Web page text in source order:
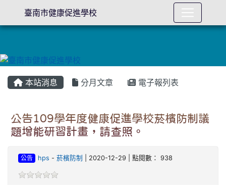
本站消息 分月文章 電子報列表
公告109學年度健康促進學校菸檳防制議
題增能研習計畫，請查照。
公告 hps - 菸檳防制 | 2020-12-29 | 點閱數： 938
臺南市健康促進學校